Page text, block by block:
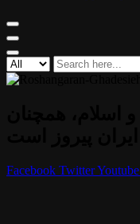
Facebook TwitterYoutube